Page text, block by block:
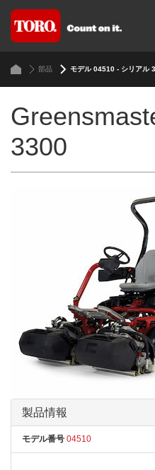
部品 モデル 04510 - シリアル
3300
製品情報
モデル番号 04510